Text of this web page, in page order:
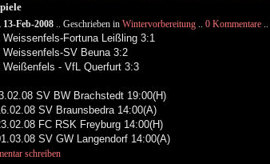
13-Feb-2008 .. Geschrieben in Wintervorbereitung .. 0 Kommentare ..
Weissenfels-Fortuna Leißling 3:1
Weissenfels-SV Beuna 3:2
Weißenfels - VfL Querfurt 3:3
SV BW Brachstedt 19:00(H)
SV Braunsbedra 14:00(A)
FC RSK Freyburg 14:00(H)
SV GW Langendorf 14:00(A)
schreiben